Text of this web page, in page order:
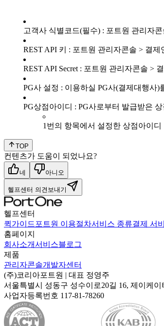
고객사 식별코드(필수) : 포트원 관리자
REST API 키 : 포트원 관리자콘솔 > 결제
REST API Secret : 포트원 관리자콘솔 >
PG사 설정 : 이용하실 PG사(결제대행사)
PG상점아이디 : PG사로부터 발급받은
1번의 항목에서 설정한 상점아이
TOP
컨텐츠가 도움이 되었나요?
네 아니오
헬프센터 의견보내기
헬프센터
퀵가이드 포트원 이용절차서비스 종류결제 서
홈페이지
회사소개서비스블로그
제품
관리자콘솔개발자센터
(주)코리아포트원 | 대표 정영주
서울특별시 성동구 성수이로20길 16, 제이케이
사업자등록번호 117-81-78260